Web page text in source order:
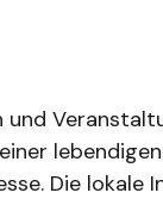
lebendigen
Die lokale